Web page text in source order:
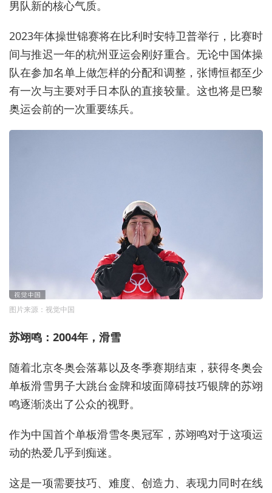
男队新的核心气质。
2023年体操世锦赛将在比利时安特卫普举行，比赛时
间与推迟一年的杭州亚运会刚好重合。无论中国体操
队在参加名单上做怎样的分配和调整，张博恒都至少
有一次与主要对手日本队的直接较量。这也将是巴黎
奥运会前的一次重要练兵。
图片来源：视觉中国
苏翊鸣：2004年，滑雪
随着北京冬奥会落幕以及冬季赛期结束，获得冬奥会
单板滑雪男子大跳台金牌和坡面障碍技巧银牌的苏翊
鸣逐渐淡出了公众的视野。
作为中国首个单板滑雪冬奥冠军，苏翊鸣对于这项运
动的热爱几乎到痴迷。
这是一项需要技巧、难度、创造力、表现力同时在线